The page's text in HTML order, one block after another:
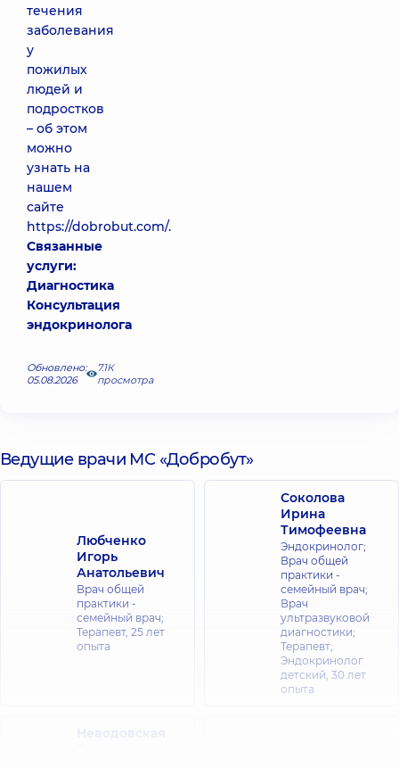
течения
заболевания
у
пожилых
людей и
подростков
– об этом
можно
узнать на
нашем
сайте
https://dobrobut.com/.
Связанные
услуги:
Диагностика
Консультация
эндокринолога
Обновлено:
05.08.2026
7.1К
просмотра
Ведущие врачи МС «Добробут»
Любченко
Игорь
Анатольевич
Врач общей
практики -
семейный врач;
Терапевт, 25 лет
опыта
Соколова
Ирина
Тимофеевна
Эндокринолог;
Врач общей
практики -
семейный врач;
Врач
ультразвуковой
диагностики;
Терапевт;
Эндокринолог
детский, 30 лет
опыта
Неводовская